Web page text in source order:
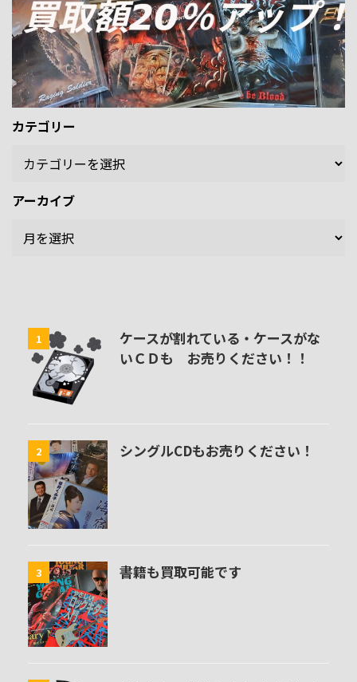
カテゴリー
アーカイブ
1
ケースが割れている・ケースがな
いＣＤも お売りください！！
2 シングルCDもお売りください！
3 書籍も買取可能です